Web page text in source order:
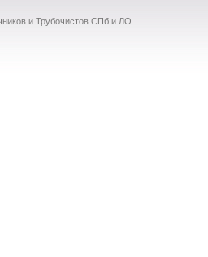
и Трубочистов СПб и ЛО